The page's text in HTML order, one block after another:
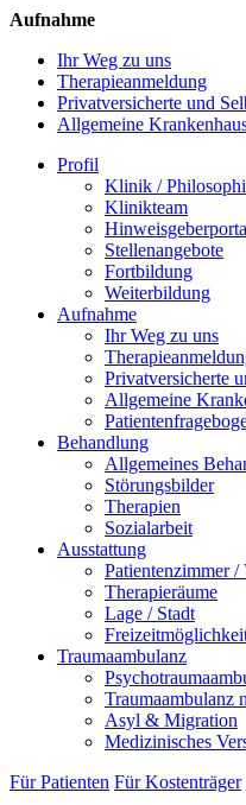
Aufnahme
Ihr Weg zu uns
Therapieanmeldung
Privatversicherte und
Allgemeine
Profil
Klinik /
Klinikteam
Stellenangebote
Fortbildung
Weiterbildung
Aufnahme
Ihr Weg zu uns
Privatversicherte
Allgemeine
Behandlung
Allgemeines
Störungsbilder
Therapien
Sozialarbeit
Ausstattung
Patientenzimmer /
Therapieräume
Lage / Stadt
Traumaambulanz
Traumaambulanz
Asyl & Migration
Medizinisches
Für Patienten Für Kostenträger